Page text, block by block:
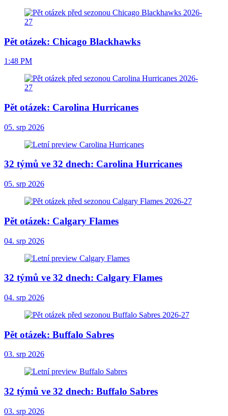
Pět otázek: Chicago Blackhawks
1:48 PM
Pět otázek: Carolina Hurricanes
05. srp 2026
32 týmů ve 32 dnech: Carolina Hurricanes
05. srp 2026
Pět otázek: Calgary Flames
04. srp 2026
32 týmů ve 32 dnech: Calgary Flames
04. srp 2026
Pět otázek: Buffalo Sabres
03. srp 2026
32 týmů ve 32 dnech: Buffalo Sabres
03. srp 2026